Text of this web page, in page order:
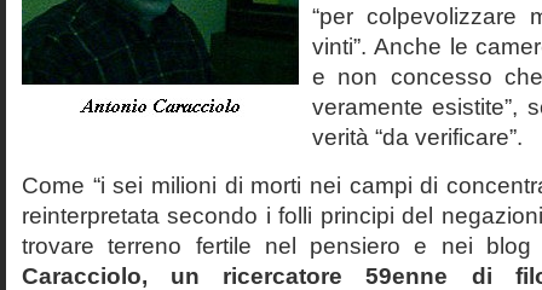
“per colpevolizzare
vinti”. Anche le
e non concesso
veramente esistite”,
verità “da verificare”.
Come “i sei milioni di morti nei campi di
reinterpretata secondo i folli principi del
trovare terreno fertile nel pensiero e nei
Caracciolo, un ricercatore 59enne di